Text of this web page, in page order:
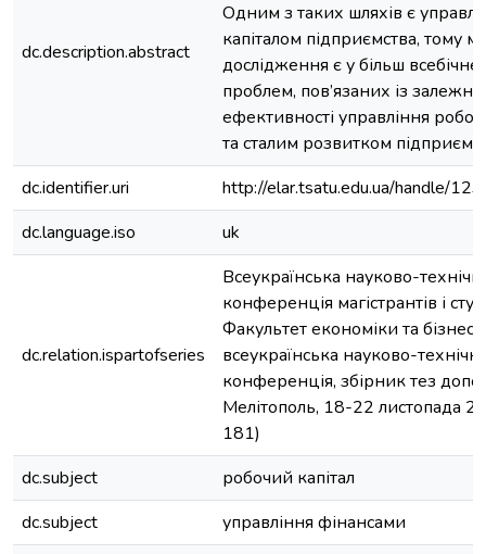
dc.description.abstract
Одним з таких шляхів є
капіталом підприємства, тому
дослідження є у більш
проблем, пов’язаних із
ефективності управління
та сталим розвитком
dc.identifier.uri
http://elar.tsatu.edu.ua/handle/
dc.language.iso
uk
dc.relation.ispartofseries
Всеукраїнська науково-
конференція магістрантів і
Факультет економіки та бізнесу:
всеукраїнська науково-
конференція, збірник тез
Мелітополь, 18-22 листопада
181)
dc.subject
робочий капітал
dc.subject
управління фінансами